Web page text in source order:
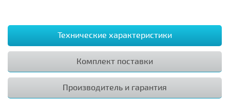
Технические характеристики
Комплект поставки
Производитель и гарантия